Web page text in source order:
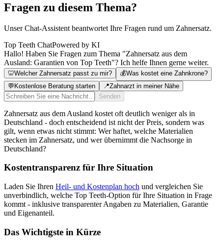
Fragen zu diesem Thema?
Unser Chat-Assistent beantwortet Ihre Fragen rund um Zahnersatz.
Top Teeth ChatPowered by KI
Hallo! Haben Sie Fragen zum Thema "Zahnersatz aus dem
Ausland: Garantien von Top Teeth"? Ich helfe Ihnen gerne weiter.
🦷Welcher Zahnersatz passt zu mir? 💰Was kostet eine Zahnkrone?
💬Kostenlose Beratung starten 📍Zahnarzt in meiner Nähe
Senden
Zahnersatz aus dem Ausland kostet oft deutlich weniger als in
Deutschland - doch entscheidend ist nicht der Preis, sondern was
gilt, wenn etwas nicht stimmt: Wer haftet, welche Materialien
stecken im Zahnersatz, und wer übernimmt die Nachsorge in
Deutschland?
Kostentransparenz für Ihre Situation
Laden Sie Ihren Heil- und Kostenplan hoch und vergleichen Sie
unverbindlich, welche Top Teeth-Option für Ihre Situation in Frage
kommt - inklusive transparenter Angaben zu Materialien, Garantie
und Eigenanteil.
Das Wichtigste in Kürze